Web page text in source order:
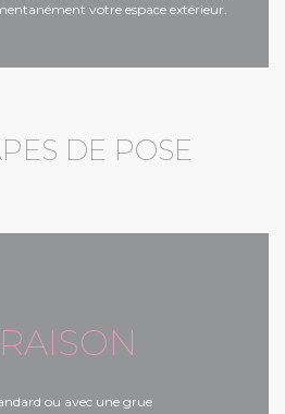
votre espace extérieur.
DE POSE
ou avec une grue